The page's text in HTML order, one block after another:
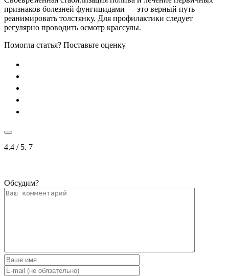
признаков болезней фунгицидами — это верный путь
реанимировать толстянку. Для профилактики следует
регулярно проводить осмотр крассулы.
Помогла статья? Поставьте оценку
4.4 / 5. 7
Обсудим?